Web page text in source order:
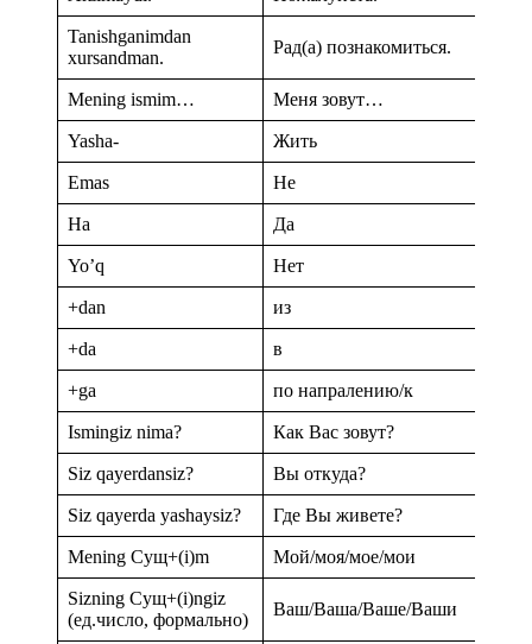
Tanishganimdan
xursandman.
Рад(а) познакомиться.
Mening ismim… Меня зовут…
Yasha- Жить
Emas Не
Ha Да
Yo’q Нет
+dan из
+da в
+ga по напралению/к
Ismingiz nima? Как Вас зовут?
Siz qayerdansiz? Вы откуда?
Siz qayerda yashaysiz? Где Вы живете?
Mening Сущ+(i)m Мой/моя/мое/мои
Sizning Сущ+(i)ngiz
(ед.число, формально)
Ваш/Ваша/Ваше/Ваши